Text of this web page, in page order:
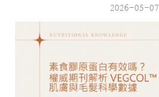
2026-05-07